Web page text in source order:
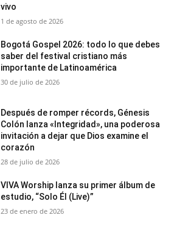
vivo
1 de agosto de 2026
Bogotá Gospel 2026: todo lo que debes
saber del festival cristiano más
importante de Latinoamérica
30 de julio de 2026
Después de romper récords, Génesis
Colón lanza «Integridad», una poderosa
invitación a dejar que Dios examine el
corazón
28 de julio de 2026
VIVA Worship lanza su primer álbum de
estudio, “Solo Él (Live)”
23 de enero de 2026